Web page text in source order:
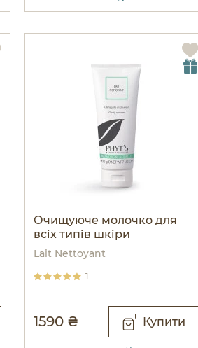
Очищуюче молочко для
всіх типів шкіри
Lait Nettoyant
1
1590 ₴ Купити